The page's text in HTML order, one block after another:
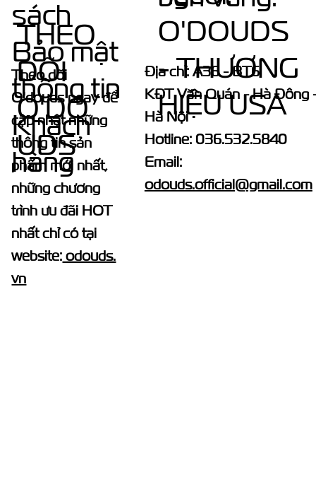
THEO
DÕI
O'DO
UDS
O'DOUDS
- THƯƠNG
HIỆU USA
Địa chỉ: A36 - BT6
KĐT Văn Quán - Hà Đông
Hà Nội
Hotline: 036.532.5840
Email:
odouds.official@gmail.com
sách
Bảo mật
thông tin
Khách
hàng
Theo dõi
O'douds ngay để
cập nhật những
thông tin sản
phẩm mới nhất,
những chương
trình ưu đãi HOT
nhất chỉ có tại
website: odouds.
vn